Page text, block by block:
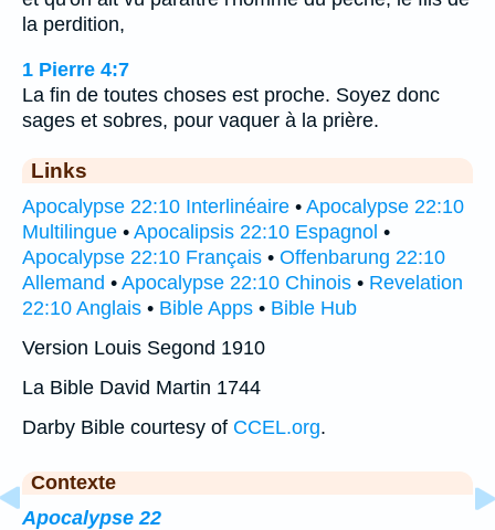
la perdition,
1 Pierre 4:7
La fin de toutes choses est proche. Soyez donc
sages et sobres, pour vaquer à la prière.
Links
Apocalypse 22:10 Interlinéaire • Apocalypse 22:10
Multilingue • Apocalipsis 22:10 Espagnol •
Apocalypse 22:10 Français • Offenbarung 22:10
Allemand • Apocalypse 22:10 Chinois • Revelation
22:10 Anglais • Bible Apps • Bible Hub
Version Louis Segond 1910
La Bible David Martin 1744
Darby Bible courtesy of CCEL.org.
Contexte
Apocalypse 22